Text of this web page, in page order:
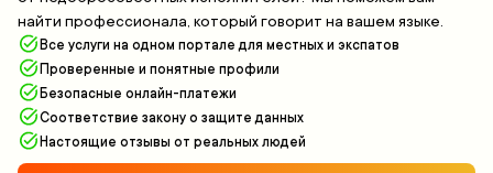
найти профессионала, который говорит на вашем языке.
Все услуги на одном портале для местных и экспатов
Проверенные и понятные профили
Безопасные онлайн-платежи
Соответствие закону о защите данных
Настоящие отзывы от реальных людей